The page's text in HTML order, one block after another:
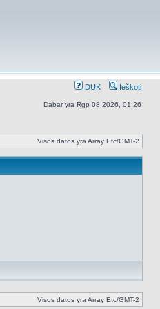
DUK Ieškoti
Dabar yra Rgp 08 2026, 01:26
Visos datos yra Array Etc/GMT-2
Visos datos yra Array Etc/GMT-2